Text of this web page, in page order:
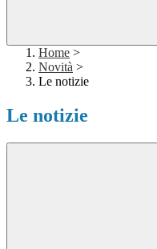
Home >
Novità >
Le notizie
Le notizie